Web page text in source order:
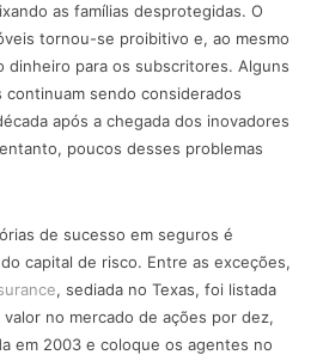
as famílias desprotegidas. O
tornou-se proibitivo e, ao mesmo
dinheiro para os subscritores. Alguns
sendo considerados
após a chegada dos inovadores
poucos desses problemas
de sucesso em seguros é
capital de risco. Entre as exceções,
, sediada no Texas, foi listada
no mercado de ações por dez,
em 2003 e coloque os agentes no